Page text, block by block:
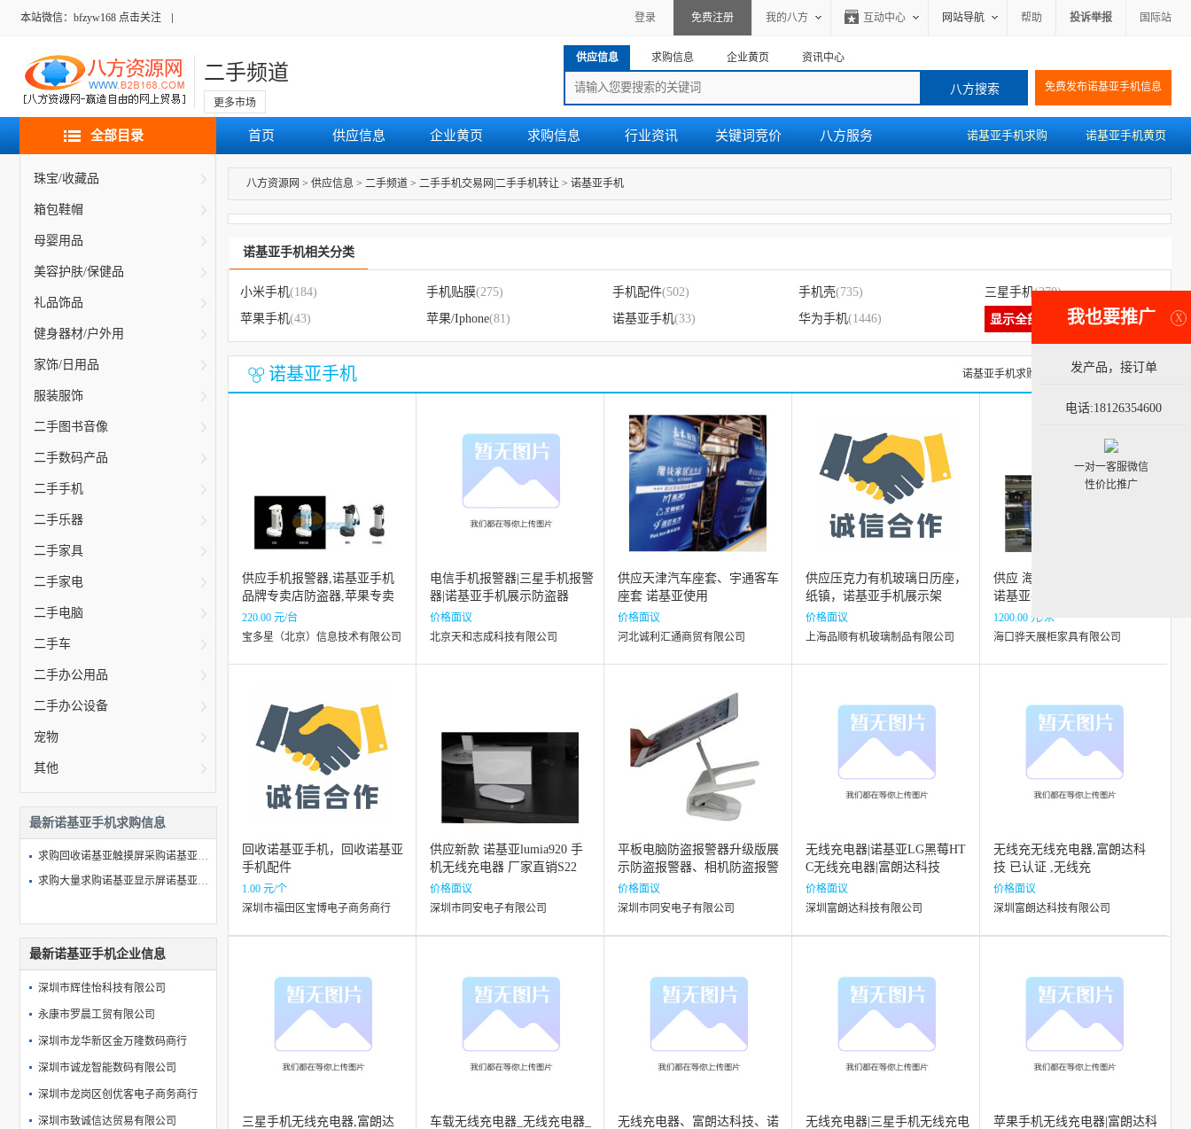
登录 免费注册 我的八方 互动中心 网站导航 帮助 投诉举报 国际站
本站微信：bfzyw168 点击关注
二手频道
更多市场
免费发布诺基亚手机信息
供应信息 求购信息 企业黄页 资讯中心
全部目录 首页 供应信息 企业黄页 求购信息 行业资讯 关键词竞价 八方服务 诺基亚手机黄页
诺基亚手机求购
珠宝/收藏品
箱包鞋帽
母婴用品
美容护肤/保健品
礼品饰品
健身器材/户外用
家饰/日用品
服装服饰
二手图书音像
二手数码产品
二手手机
二手乐器
二手家具
二手家电
二手电脑
二手车
二手办公用品
二手办公设备
宠物
其他
最新诺基亚手机求购信息
求购回收诺基亚触摸屏采购诺基亚手机触摸屏
求购大量求购诺基亚显示屏诺基亚手机显示屏
最新诺基亚手机企业信息
深圳市辉佳怡科技有限公司
永康市罗晨工贸有限公司
深圳市龙华新区金万隆数码商行
深圳市诚龙智能数码有限公司
深圳市龙岗区创优客电子商务商行
深圳市致诚信达贸易有限公司
八方资源网 > 供应信息 > 二手频道 > 二手手机交易网|二手手机转让 > 诺基亚手机
诺基亚手机相关分类
小米手机(184) 手机贴膜(275) 手机配件(502) 手机壳(735) 三星手机(270)
苹果手机(43) 苹果/Iphone(81) 诺基亚手机(33) 华为手机(1446) 显示全部
诺基亚手机 诺基亚手机求购信息 诺基亚手机黄页
供应手机报警器,诺基亚手机
品牌专卖店防盗器,苹果专卖
手机报警器
220.00 元/台
宝多星（北京）信息技术有限公司
电信手机报警器|三星手机报警
器|诺基亚手机展示防盗器
价格面议
北京天和志成科技有限公司
供应天津汽车座套、宇通客车
座套 诺基亚使用
价格面议
河北诚利汇通商贸有限公司
供应压克力有机玻璃日历座，
纸镇，诺基亚手机展示架
价格面议
上海品顺有机玻璃制品有限公司
供应 海南诺基亚手机柜 海南
诺基亚手机柜价格 海南手机
柜厂家
1200.00 元/米
海口骅天展柜家具有限公司
回收诺基亚手机，回收诺基亚
手机配件
1.00 元/个
深圳市福田区宝博电子商务商行
供应新款 诺基亚lumia920 手
机无线充电器 厂家直销S22
价格面议
深圳市同安电子有限公司
平板电脑防盗报警器升级版展
示防盗报警器、相机防盗报警
器批发
价格面议
深圳市同安电子有限公司
无线充电器|诺基亚LG黑莓HT
C无线充电器|富朗达科技
价格面议
深圳富朗达科技有限公司
无线充无线充电器,富朗达科
技 已认证 ,无线充
价格面议
深圳富朗达科技有限公司
三星手机无线充电器,富朗达
车载无线充电器_无线充电器_
无线充电器、富朗达科技、诺
无线充电器|三星手机无线充电
苹果手机无线充电器|富朗达科
X
我也要推广
发产品，接订单
电话:18126354600
一对一客服微信
性价比推广